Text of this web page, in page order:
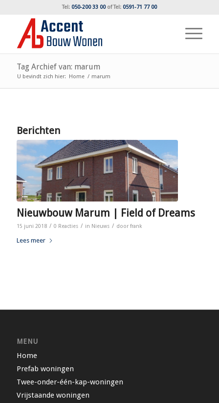
Tel: 050-200 33 00ofTel: 0591-71 77 00
Tag Archief van: marum
U bevindt zich hier: Home / marum
Berichten
Nieuwbouw Marum | Field of Dreams
15 juni 2018 / 0 Reacties / in Nieuws / door frank
Lees meer
MENU
Home
Prefab woningen
Twee-onder-één-kap-woningen
Vrijstaande woningen